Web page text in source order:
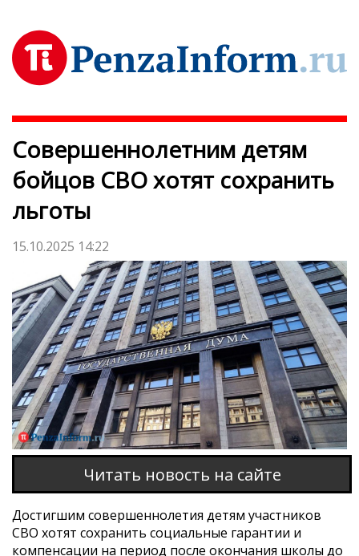
Совершеннолетним детям
бойцов СВО хотят сохранить
льготы
15.10.2025 14:22
Читать новость на сайте
Достигшим совершеннолетия детям участников
СВО хотят сохранить социальные гарантии и
компенсации на период после окончания школы до